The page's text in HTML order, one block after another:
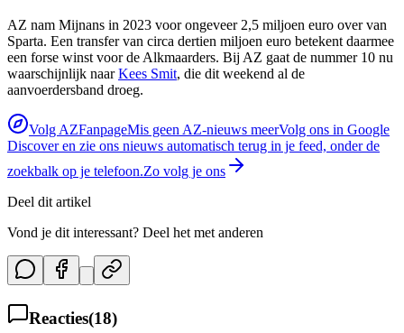
AZ nam Mijnans in 2023 voor ongeveer 2,5 miljoen euro over van
Sparta. Een transfer van circa dertien miljoen euro betekent daarmee
een forse winst voor de Alkmaarders. Bij AZ gaat de nummer 10 nu
waarschijnlijk naarKees Smit, die dit weekend al de
aanvoerdersband droeg.
Volg AZFanpageMis geen AZ-nieuws meerVolg ons in Google
Discover en zie ons nieuws automatisch terug in je feed, onder de
zoekbalk op je telefoon.Zo volg je ons
Deel dit artikel
Vond je dit interessant? Deel het met anderen
Reacties(18)